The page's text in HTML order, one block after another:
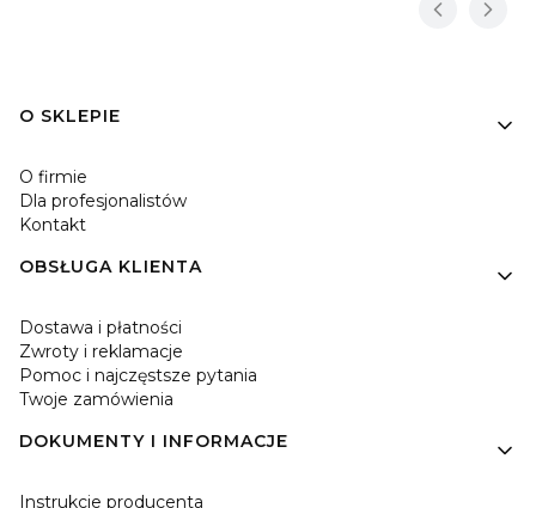
Linki w stopce
O SKLEPIE
O firmie
Dla profesjonalistów
Kontakt
OBSŁUGA KLIENTA
Dostawa i płatności
Zwroty i reklamacje
Pomoc i najczęstsze pytania
Twoje zamówienia
DOKUMENTY I INFORMACJE
Instrukcje producenta